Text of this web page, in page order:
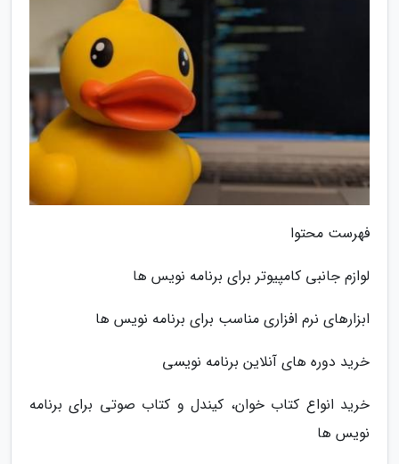
فهرست محتوا
لوازم جانبی کامپیوتر برای برنامه نویس ها
ابزارهای نرم افزاری مناسب برای برنامه نویس ها
خرید دوره های آنلاین برنامه نویسی
خرید انواع کتاب خوان، کیندل و کتاب صوتی برای برنامه
نویس ها